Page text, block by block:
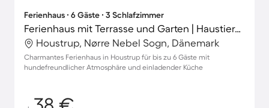
Ferienhaus ∙ 6 Gäste ∙ 3 Schlafzimmer
Ferienhaus mit Terrasse und Garten | Haustiere sind willkommen
Houstrup, Nørre Nebel Sogn, Dänemark
Charmantes Ferienhaus in Houstrup für bis zu 6 Gäste mit
hundefreundlicher Atmosphäre und einladender Küche